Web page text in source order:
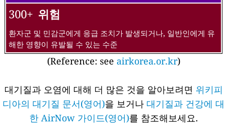
300+ 위험
환자군 및 민감군에게 응급 조치가 발생되거나, 일반인에게 유
해한 영향이 유발될 수 있는 수준
(Reference: see airkorea.or.kr)
대기질과 오염에 대해 더 많은 것을 알아보려면 위키피
디아의 대기질 문서(영어)을 보거나 대기질과 건강에 대
한 AirNow 가이드(영어)를 참조해보세요.